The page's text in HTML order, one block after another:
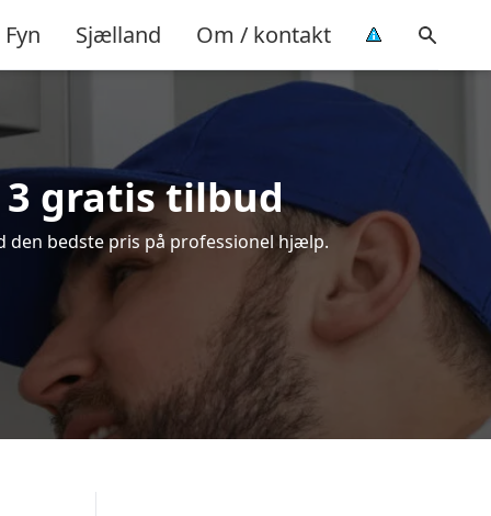
Fyn Sjælland Om / kontakt
gratis tilbud
den bedste pris på professionel hjælp.